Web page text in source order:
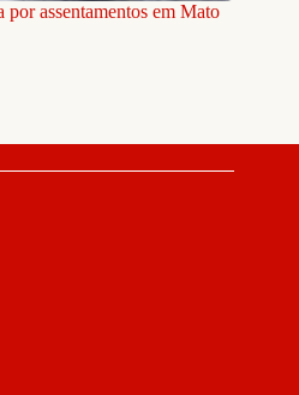
assentamentos em Mato